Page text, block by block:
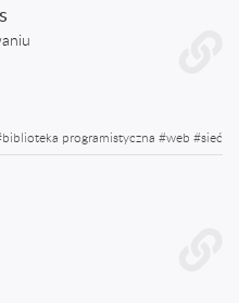
biblioteka programistyczna #web #sieć